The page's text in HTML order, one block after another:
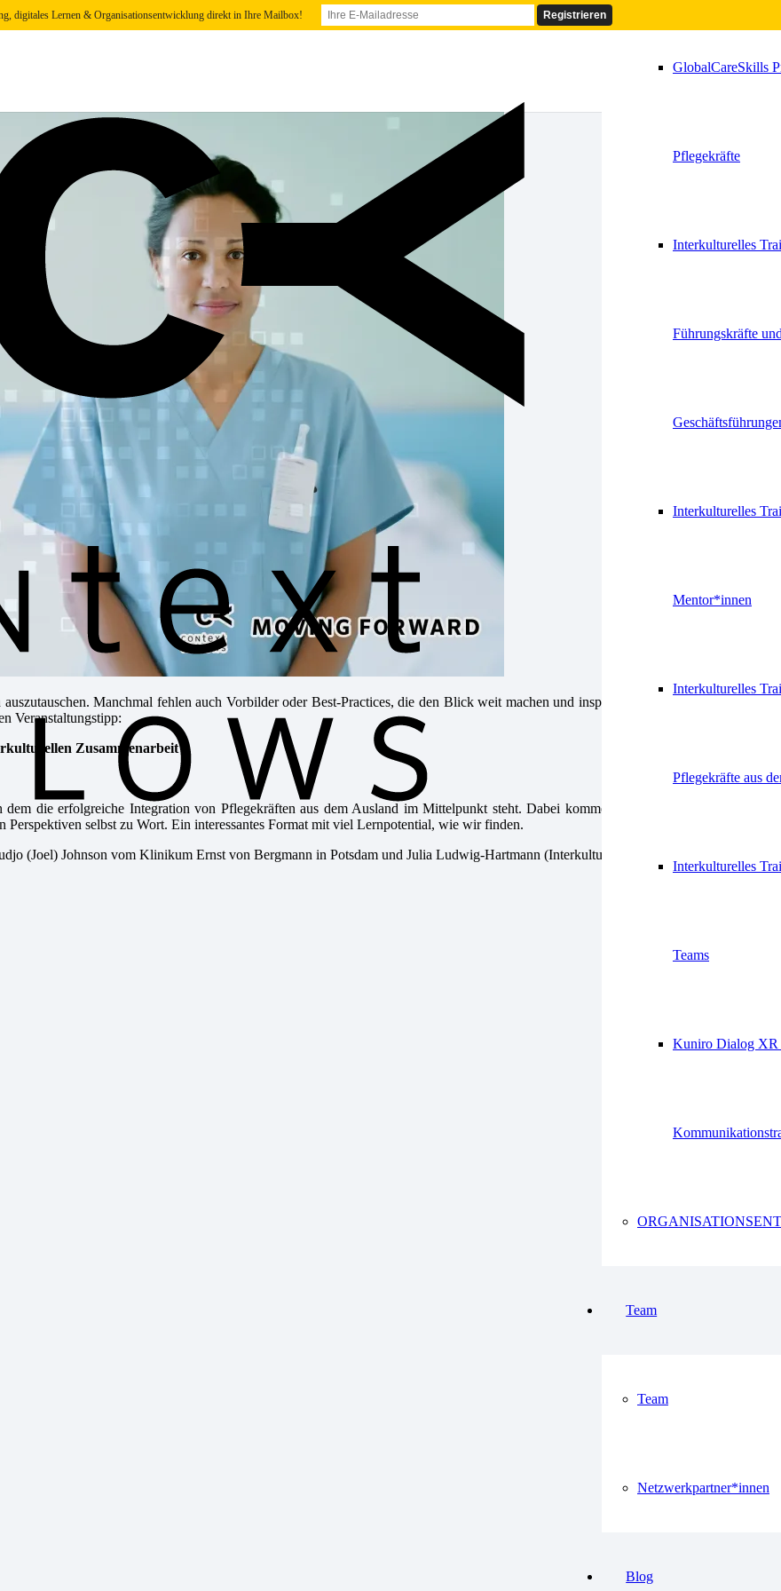
GlobalCareSkills
Pflegekräfte
Interkulturelles
Führungskräfte
Interkulturelles
Mentor*innen
Interkulturelles
Pflegekräfte aus
Interkulturelles
Teams
Kuniro Dialog XR
Team
Team
Netzwerkpartner*innen
Blog
Manchmal fehlen auch Vorbilder oder Best-Practices, die den Blick weit machen und inspirieren, wohin die Reise gehen
Veranstaltungstipp:
Zusammenarbeit
die erfolgreiche Integration von Pflegekräften aus dem Ausland im Mittelpunkt steht. Dabei kommen Integrationsmanager*innen,
selbst zu Wort. Ein interessantes Format mit viel Lernpotential, wie wir finden.
(Joel) Johnson vom Klinikum Ernst von Bergmann in Potsdam und Julia Ludwig-Hartmann (Interkulturelle Trainerin dgikt).
digitales Lernen & Organisationsentwicklung direkt in Ihre Mailbox!